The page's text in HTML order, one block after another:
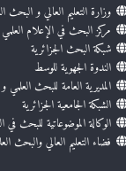
وزارة التعليم العالي و البحث
مركز البحث في الإعلام
شبكة البحث الجزائرية
الندوة الجهوية للوسط
المديرية العامة للبحث العلمي
الشبكة الجامعية الجزائرية
الوكالة الموضوعاتية للبحث في
فضاء التعليم العالي والبحث